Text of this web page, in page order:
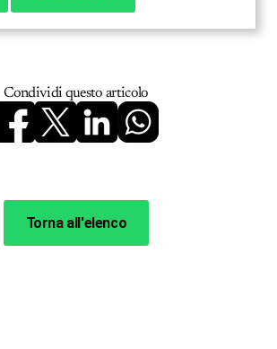
Condividi questo articolo
Torna all'elenco